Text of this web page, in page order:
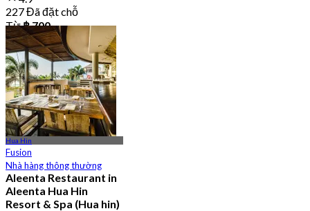
227 Đã đặt chỗ
Từ฿ 700
Hua Hin
Fusion
Nhà hàng thông thường
Aleenta Restaurant in
Aleenta Hua Hin
Resort & Spa (Hua hin)